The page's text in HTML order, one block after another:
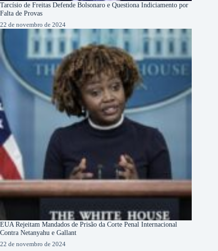
Tarcísio de Freitas Defende Bolsonaro e Questiona Indiciamento por
Falta de Provas
22 de novembro de 2024
EUA Rejeitam Mandados de Prisão da Corte Penal Internacional
Contra Netanyahu e Gallant
22 de novembro de 2024